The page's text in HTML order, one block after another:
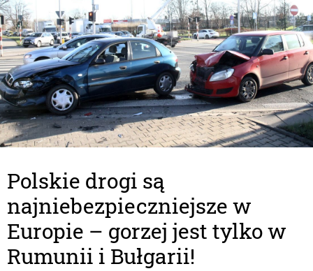
Polskie drogi są
najniebezpieczniejsze w
Europie – gorzej jest tylko w
Rumunii i Bułgarii!